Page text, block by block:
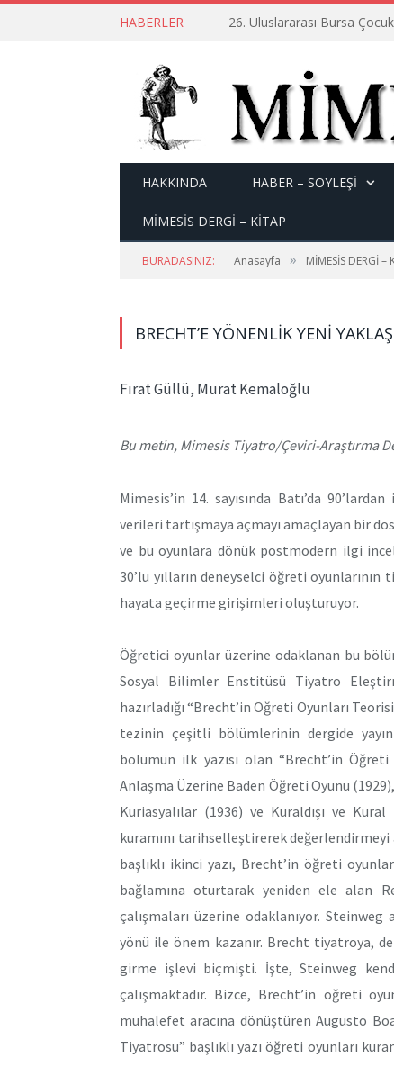
HABERLER 26. Uluslararası Bursa
HAKKINDA HABER – SÖYLEŞI
MİMESİS DERGİ – KİTAP
BURADASINIZ: Anasayfa » MİMESİS DERGİ –
BRECHT’E YÖNENLIK YENI
Fırat Güllü, Murat Kemaloğlu
Bu metin, Mimesis Tiyatro/Çeviri-Araştırma
Mimesis’in 14. sayısında Batı’da
verileri tartışmaya açmayı amaçlayan bir
ve bu oyunlara dönük postmodern ilgi
30’lu yılların deneyselci öğreti
hayata geçirme girişimleri oluşturuyor.
Öğretici oyunlar üzerine odaklanan bu
Sosyal Bilimler Enstitüsü Tiyatro
hazırladığı “Brecht’in Öğreti Oyunları
tezinin çeşitli bölümlerinin dergide
bölümün ilk yazısı olan “Brecht’in Öğreti
Anlaşma Üzerine Baden Öğreti Oyunu
Kuriasyalılar (1936) ve Kuraldışı ve
kuramını tarihselleştirerek değerlendirmeyi
başlıklı ikinci yazı, Brecht’in öğreti
bağlamına oturtarak yeniden ele alan
çalışmaları üzerine odaklanıyor.
yönü ile önem kazanır. Brecht tiyatroya,
girme işlevi biçmişti. İşte, Steinweg
çalışmaktadır. Bizce, Brecht’in öğreti
muhalefet aracına dönüştüren Augusto
Tiyatrosu” başlıklı yazı öğreti oyunları